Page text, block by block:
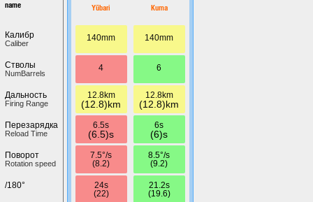
name
Калибр
Caliber
Стволы
NumBarrels
Дальность
Firing Range
Перезарядка
Reload Time
Поворот
Rotation speed
/180°
Yūbari
140mm
4
12.8km
(12.8)km
6.5s
(6.5)s
7.5°/s
(8.2)
24s
(22)
Kuma
140mm
6
12.8km
(12.8)km
6s
(6)s
8.5°/s
(9.2)
21.2s
(19.6)